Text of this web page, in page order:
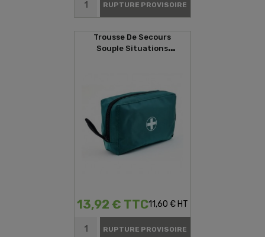
RUPTURE PROVISOIRE
Trousse De Secours
Souple Situations
13,92 € TTC11,60 € HT
RUPTURE PROVISOIRE